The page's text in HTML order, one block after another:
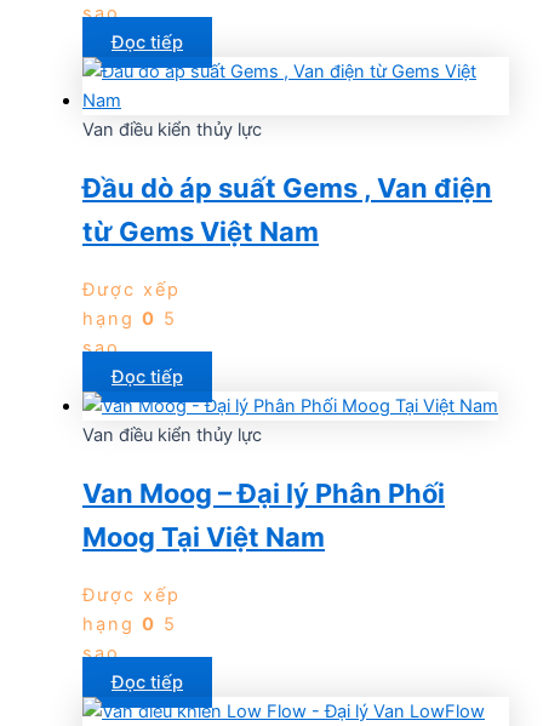
sao
Đọc tiếp
Van điều kiển thủy lực
Đầu dò áp suất Gems , Van điện
từ Gems Việt Nam
Được xếp
hạng 0 5
sao
Đọc tiếp
Van điều kiển thủy lực
Van Moog – Đại lý Phân Phối
Moog Tại Việt Nam
Được xếp
hạng 0 5
sao
Đọc tiếp